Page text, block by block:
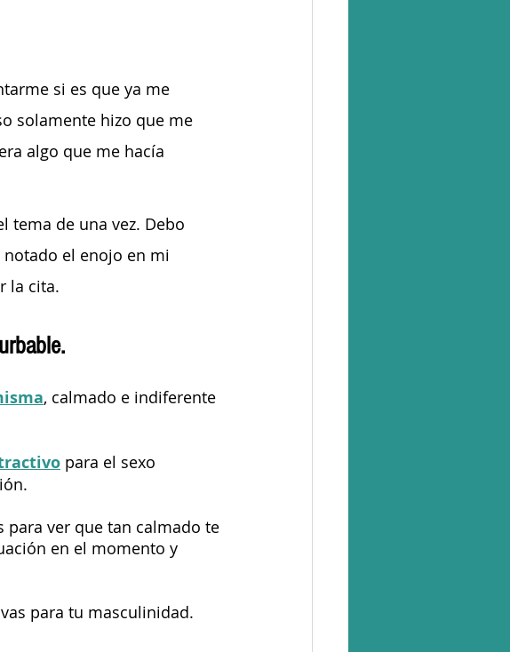
si es que ya me
solamente hizo que me
algo que me hacía
tema de una vez. Debo
el enojo en mi
la cita.
, calmado e indiferente
para el sexo
para ver que tan calmado te
en el momento y
para tu masculinidad.